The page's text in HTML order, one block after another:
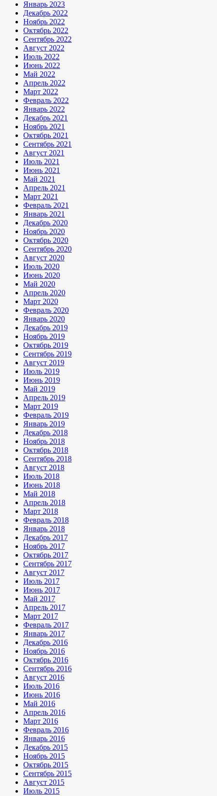
Январь 2023
Декабрь 2022
Ноябрь 2022
Октябрь 2022
Сентябрь 2022
Август 2022
Июль 2022
Июнь 2022
Май 2022
Апрель 2022
Март 2022
Февраль 2022
Январь 2022
Декабрь 2021
Ноябрь 2021
Октябрь 2021
Сентябрь 2021
Август 2021
Июль 2021
Июнь 2021
Май 2021
Апрель 2021
Март 2021
Февраль 2021
Январь 2021
Декабрь 2020
Ноябрь 2020
Октябрь 2020
Сентябрь 2020
Август 2020
Июль 2020
Июнь 2020
Май 2020
Апрель 2020
Март 2020
Февраль 2020
Январь 2020
Декабрь 2019
Ноябрь 2019
Октябрь 2019
Сентябрь 2019
Август 2019
Июль 2019
Июнь 2019
Май 2019
Апрель 2019
Март 2019
Февраль 2019
Январь 2019
Декабрь 2018
Ноябрь 2018
Октябрь 2018
Сентябрь 2018
Август 2018
Июль 2018
Июнь 2018
Май 2018
Апрель 2018
Март 2018
Февраль 2018
Январь 2018
Декабрь 2017
Ноябрь 2017
Октябрь 2017
Сентябрь 2017
Август 2017
Июль 2017
Июнь 2017
Май 2017
Апрель 2017
Март 2017
Февраль 2017
Январь 2017
Декабрь 2016
Ноябрь 2016
Октябрь 2016
Сентябрь 2016
Август 2016
Июль 2016
Июнь 2016
Май 2016
Апрель 2016
Март 2016
Февраль 2016
Январь 2016
Декабрь 2015
Ноябрь 2015
Октябрь 2015
Сентябрь 2015
Август 2015
Июль 2015